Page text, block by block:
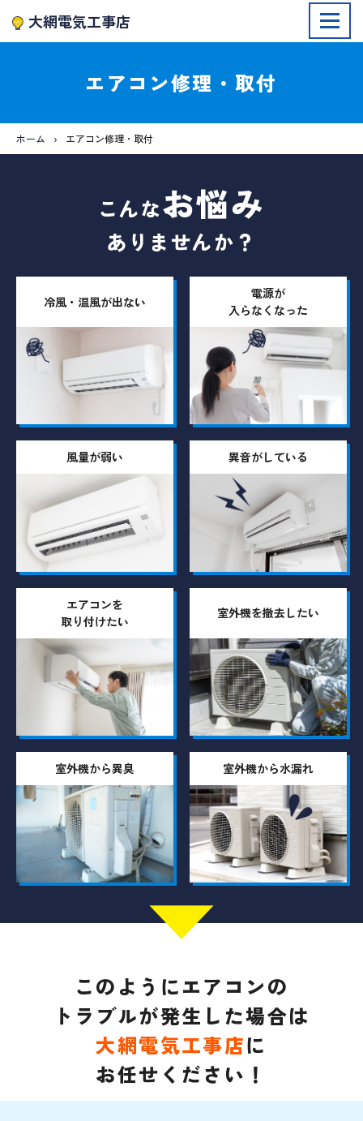
大網電気工事店
エアコン修理・取付
ホーム エアコン修理・取付
こんなお悩み
ありませんか？
冷風・温風が出ない
電源が
入らなくなった
風量が弱い 異音がしている
エアコンを
取り付けたい
室外機を撤去したい
室外機から異臭 室外機から水漏れ
このようにエアコンの
トラブルが発生した場合は
大網電気工事店に
お任せください！